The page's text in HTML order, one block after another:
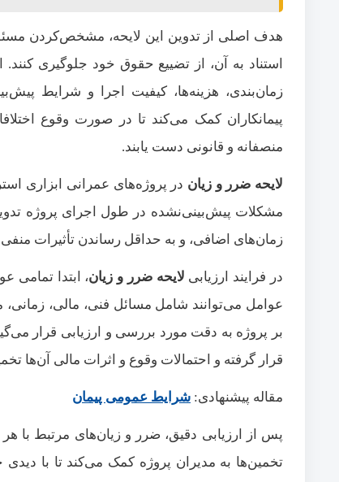
هدف اصلی از تدوین این لایحه، مشخص‌کردن
استناد به آن، از تضییع حقوق خود جلوگیری
زمان‌بندی، هزینه‌ها، کیفیت اجرا و شرایط
پیمانکاران کمک می‌کند تا در صورت وقوع
منصفانه و قانونی دست یابند.
لایحه ضرر و زیان در پروژه‌های عمرانی ابزاری
مشکلات پیش‌بینی‌نشده در طول اجرای پروژه
زمان‌های اضافی، و به حداقل رساندن تأثیرات
در فرایند ارزیابی لایحه ضرر و زیان، ابتدا تمامی
عوامل می‌توانند شامل مسائل فنی، مالی،
بر پروژه به دقت مورد بررسی و ارزیابی قرار
قرار گرفته و احتمالات وقوع و اثرات مالی آن‌ها
مقاله پیشنهادی: شرایط عمومی پیمان
پس از ارزیابی دقیق، ضرر و زیان‌های مرتبط با
تخمین‌ها به مدیران پروژه کمک می‌کند تا با